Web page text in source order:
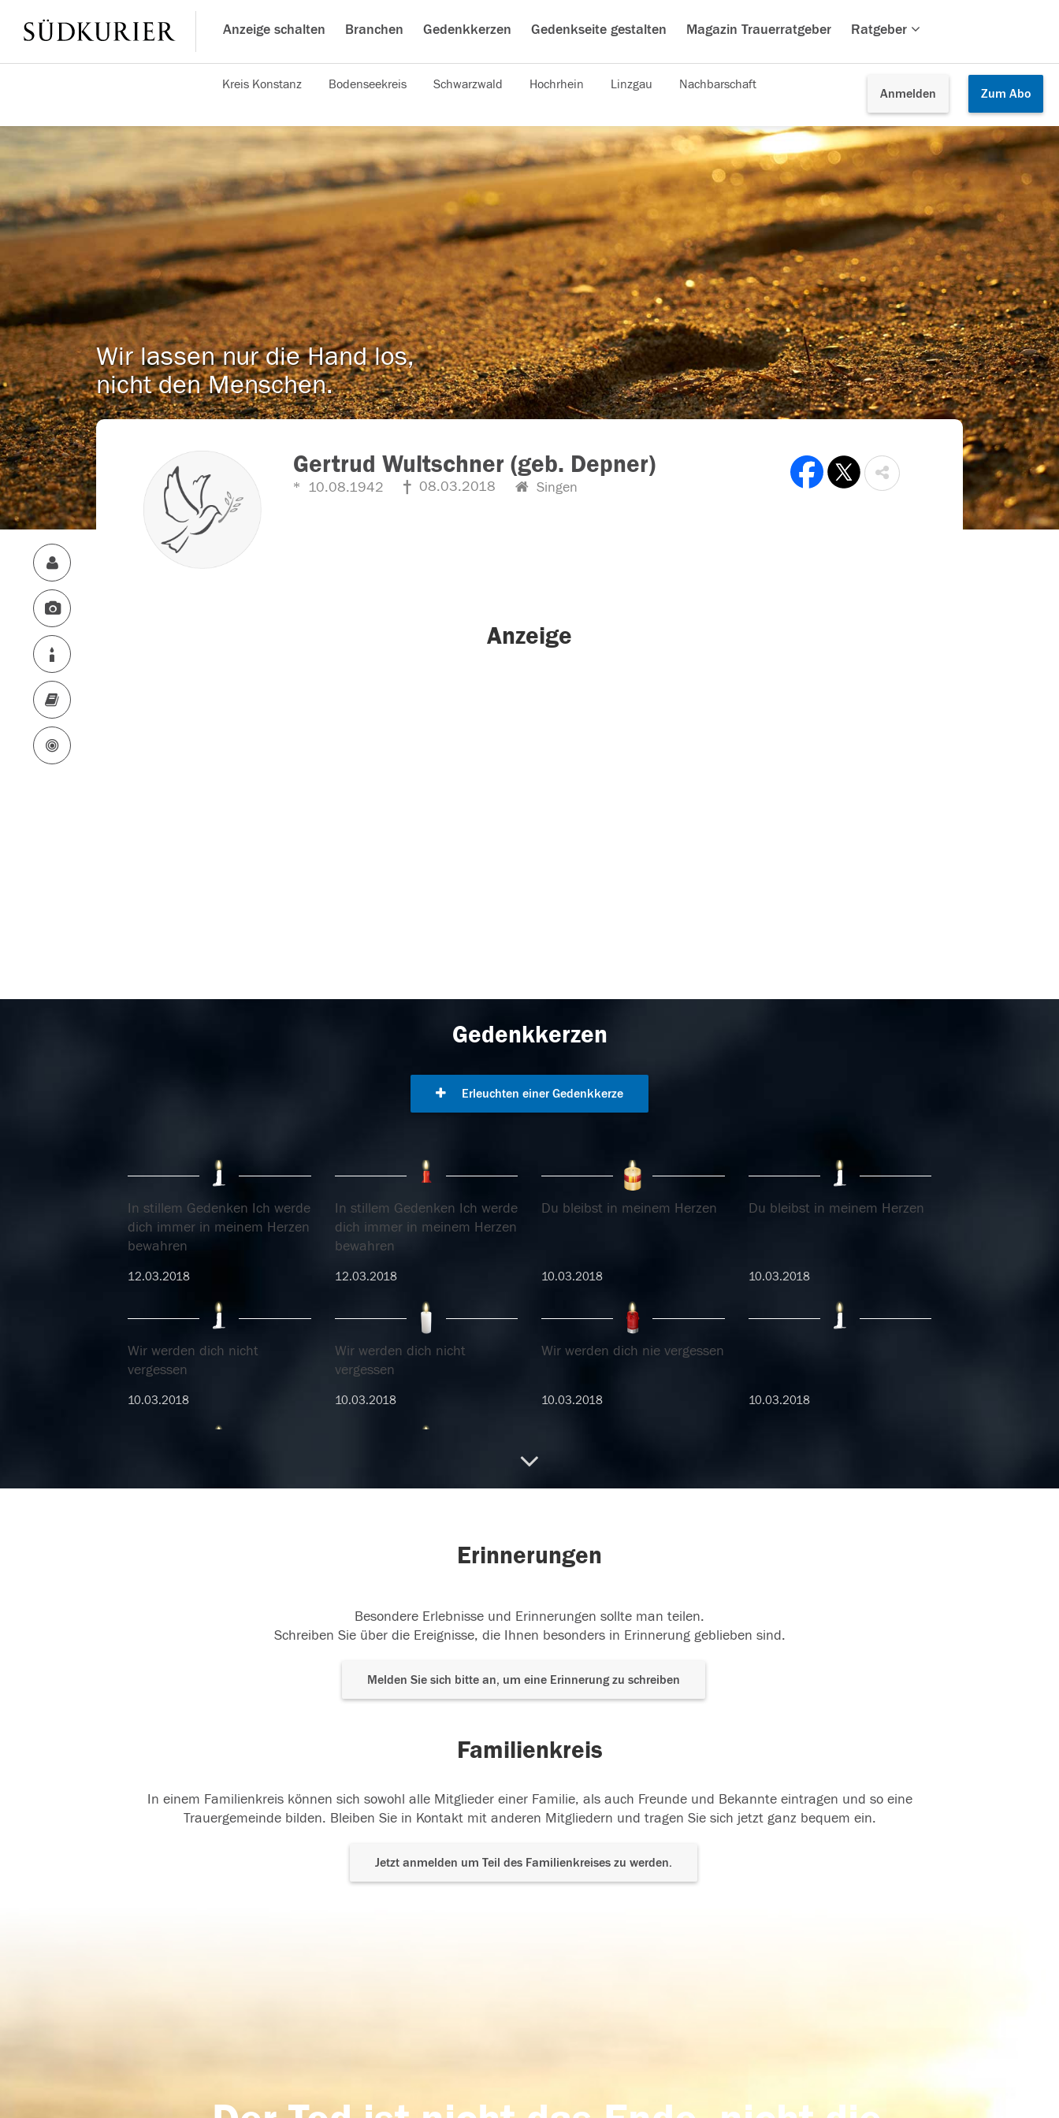
Anzeige schalten Branchen Gedenkkerzen Gedenkseite gestalten Magazin Trauerratgeber Ratgeber
Anmelden Zum Abo
Kreis Konstanz Bodenseekreis Schwarzwald Hochrhein Linzgau Nachbarschaft
Wir lassen nur die Hand los,
nicht den Menschen.
Gertrud Wultschner (geb. Depner)
10.08.1942 08.03.2018 Singen
Anzeige
Gedenkkerzen
Erleuchten einer Gedenkkerze
In stillem Gedenken Ich werde
dich immer in meinem Herzen
bewahren
12.03.2018
In stillem Gedenken Ich werde
dich immer in meinem Herzen
bewahren
12.03.2018
Du bleibst in meinem Herzen
10.03.2018
Du bleibst in meinem Herzen
10.03.2018
Wir werden dich nicht
vergessen
10.03.2018
Wir werden dich nicht
vergessen
10.03.2018
Wir werden dich nie vergessen
10.03.2018 10.03.2018
10.03.2018 10.03.2018
Erinnerungen
Besondere Erlebnisse und Erinnerungen sollte man teilen.
Schreiben Sie über die Ereignisse, die Ihnen besonders in Erinnerung geblieben sind.
Melden Sie sich bitte an, um eine Erinnerung zu schreiben
Familienkreis
In einem Familienkreis können sich sowohl alle Mitglieder einer Familie, als auch Freunde und Bekannte eintragen und so eine
Trauergemeinde bilden. Bleiben Sie in Kontakt mit anderen Mitgliedern und tragen Sie sich jetzt ganz bequem ein.
Jetzt anmelden um Teil des Familienkreises zu werden.